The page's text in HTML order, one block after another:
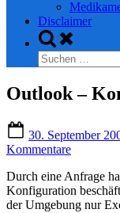
Disclaimer
Toggle
search
form
Suchen
nach:
Outlook –
on
30. September
Kommentarezu
–
sperren
Durch eine Anfrage
Konfiguration
der Umgebung nur